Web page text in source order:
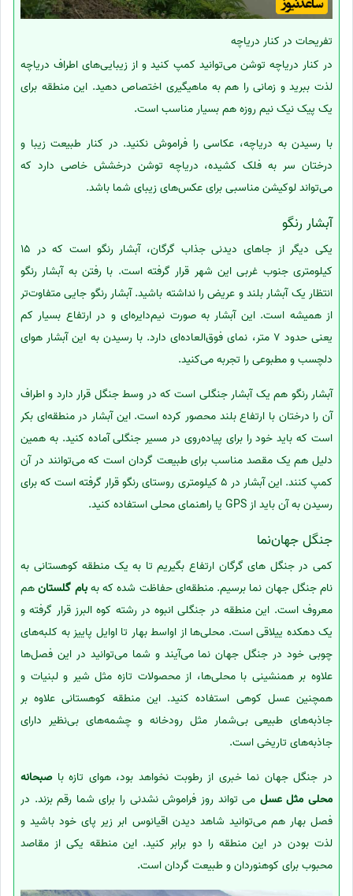
تفریحات در کنار دریاچه
در کنار دریاچه توشن می‌توانید کمپ کنید و از زیبایی‌های اطراف دریاچه
لذت ببرید و زمانی را هم به ماهیگیری اختصاص دهید. این منطقه برای
یک پیک نیک نیم روزه هم بسیار مناسب است.
با رسیدن به دریاچه، عکاسی را فراموش نکنید. در کنار طبیعت زیبا و
درختان سر به فلک کشیده، دریاچه توشن درخشش خاصی دارد که
می‌تواند لوکیشن مناسبی برای عکس‌های زیبای شما باشد.
آبشار رنگو
یکی دیگر از جاهای دیدنی جذاب گرگان، آبشار رنگو است که در 15
کیلومتری جنوب غربی این شهر قرار گرفته است. با رفتن به آبشار رنگو
انتظار یک آبشار بلند و عریض را نداشته باشید. آبشار رنگو جایی متفاوت‌تر
از همیشه است. این آبشار به صورت نیم‌دایره‌ای و در ارتفاع بسیار کم
یعنی حدود 7 متر، نمای فوق‌العاده‌ای دارد. با رسیدن به این آبشار هوای
دلچسب و مطبوعی را تجربه می‌کنید.
آبشار رنگو هم یک آبشار جنگلی است که در وسط جنگل قرار دارد و اطراف
آن را درختان با ارتفاع بلند محصور کرده است. این آبشار در منطقه‌ای بکر
است که باید خود را برای پیاده‌روی در مسیر جنگلی آماده کنید. به همین
دلیل هم یک مقصد مناسب برای طبیعت گردان است که می‌توانند در آن
کمپ کنند. این آبشار در 5 کیلومتری روستای رنگو قرار گرفته است که برای
رسیدن به آن باید از GPS یا راهنمای محلی استفاده کنید.
جنگل جهان‌نما
کمی در جنگل های گرگان ارتفاع بگیریم تا به یک منطقه کوهستانی به
نام جنگل جهان نما برسیم. منطقه‌ای حفاظت شده که بهبام گلستانهم
معروف است. این منطقه در جنگلی انبوه در رشته کوه البرز قرار گرفته و
یک دهکده ییلاقی است. محلی‌ها از اواسط بهار تا اوایل پاییز به کلبه‌های
چوبی خود در جنگل جهان نما می‌آیند و شما می‌توانید در این فصل‌ها
علاوه بر همنشینی با محلی‌ها، از محصولات تازه مثل شیر و لبنیات و
همچنین عسل کوهی استفاده کنید. این منطقه کوهستانی علاوه بر
جاذبه‌های طبیعی بی‌شمار مثل رودخانه و چشمه‌های بی‌نظیر دارای
جاذبه‌های تاریخی است.
در جنگل جهان نما خبری از رطوبت نخواهد بود، هوای تازه باصبحانه
محلی مثل عسل می تواند روز فراموش نشدنی را برای شما رقم بزند. در
فصل بهار هم می‌توانید شاهد دیدن اقیانوس ابر زیر پای خود باشید و
لذت بودن در این منطقه را دو برابر کنید. این منطقه یکی از مقاصد
محبوب برای کوهنوردان و طبیعت گردان است.